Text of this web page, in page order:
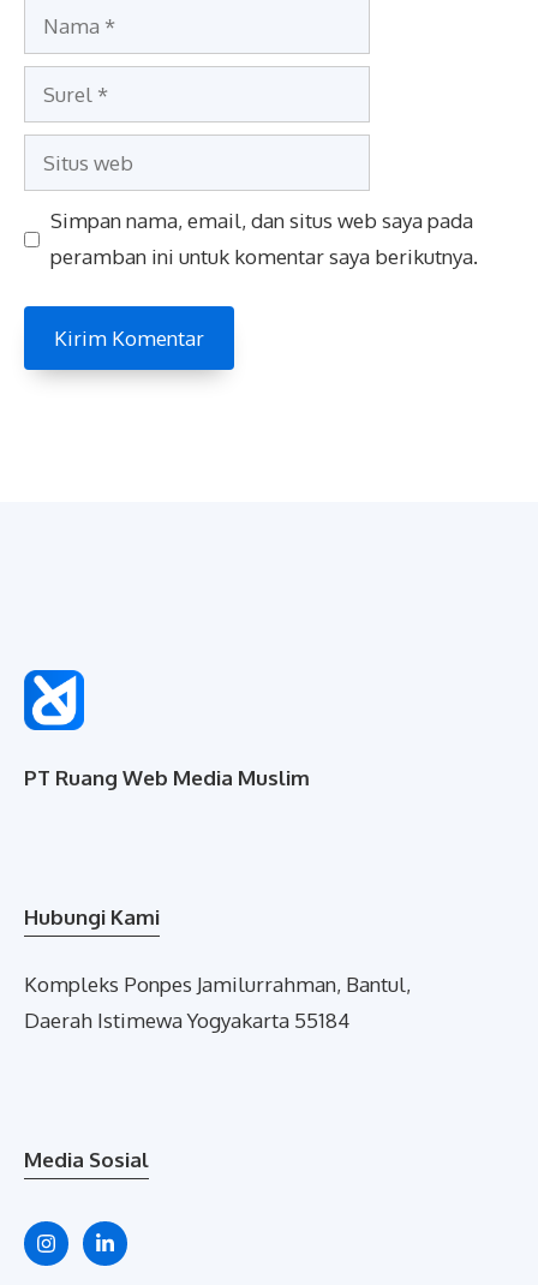
Nama
Surel
Situs
web
Simpan nama, email, dan situs web saya pada
peramban ini untuk komentar saya berikutnya.
PT Ruang Web Media Muslim
Hubungi Kami
Kompleks Ponpes Jamilurrahman, Bantul,
Daerah Istimewa Yogyakarta 55184
Media Sosial